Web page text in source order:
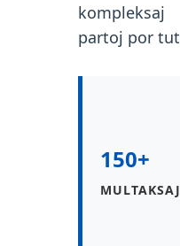
kompleksaj
partoj por
150+